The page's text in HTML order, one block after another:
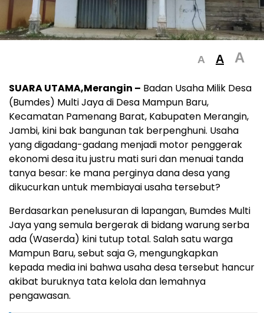
A A A
SUARA UTAMA,Merangin – Badan Usaha Milik Desa
(Bumdes) Multi Jaya di Desa Mampun Baru,
Kecamatan Pamenang Barat, Kabupaten Merangin,
Jambi, kini bak bangunan tak berpenghuni. Usaha
yang digadang-gadang menjadi motor penggerak
ekonomi desa itu justru mati suri dan menuai tanda
tanya besar: ke mana perginya dana desa yang
dikucurkan untuk membiayai usaha tersebut?
Berdasarkan penelusuran di lapangan, Bumdes Multi
Jaya yang semula bergerak di bidang warung serba
ada (Waserda) kini tutup total. Salah satu warga
Mampun Baru, sebut saja G, mengungkapkan
kepada media ini bahwa usaha desa tersebut hancur
akibat buruknya tata kelola dan lemahnya
pengawasan.